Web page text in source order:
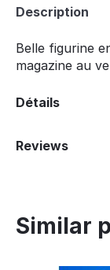
Description
Belle figurine
magazine au
Détails
Reviews
Similar